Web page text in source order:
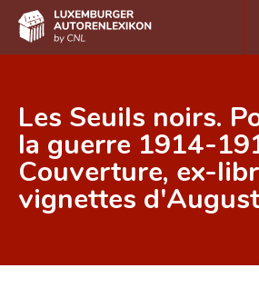
DE FR
Home
Autor(inn)en A-Z
Les Seuils noirs.
la guerre 1914-
Couverture, ex-
vignettes